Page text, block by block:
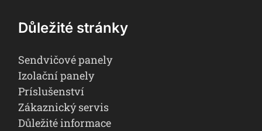
Důležité stránky
Sendvičové panely
Izolační panely
Príslušenství
Zákaznický servis
Důležité informace